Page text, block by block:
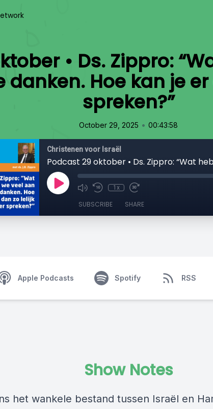
• Ds. Zippro:
danken. Hoe kan je
spreken?”
October 29, 2025 • 00:43:58
Christenen voor Israël
1x
SUBSCRIBE SHARE
Apple Podcasts Spotify RSS
Show Notes
het wankele bestand tussen Israël en